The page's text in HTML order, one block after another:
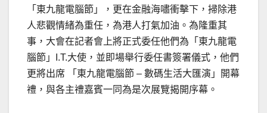
「東九龍電腦節」，更在金融海嘯衝擊下，掃除港
人悲觀情緒為重任，為港人打氣加油。為隆重其
事，大會在記者會上將正式委任他們為「東九龍電
腦節」I.T.大使，並即場舉行委任書簽署儀式，他們
更將出席 「東九龍電腦節 – 數碼生活大匯演」開幕
禮，與各主禮嘉賓一同為是次展覽揭開序幕。